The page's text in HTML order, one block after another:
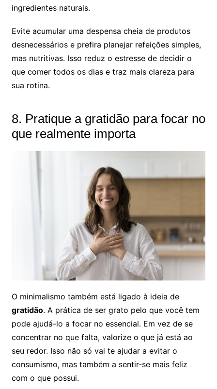
ingredientes naturais.
Evite acumular uma despensa cheia de produtos
desnecessários e prefira planejar refeições simples,
mas nutritivas. Isso reduz o estresse de decidir o
que comer todos os dias e traz mais clareza para
sua rotina.
8. Pratique a gratidão para focar no
que realmente importa
O minimalismo também está ligado à ideia de
gratidão. A prática de ser grato pelo que você tem
pode ajudá-lo a focar no essencial. Em vez de se
concentrar no que falta, valorize o que já está ao
seu redor. Isso não só vai te ajudar a evitar o
consumismo, mas também a sentir-se mais feliz
com o que possui.